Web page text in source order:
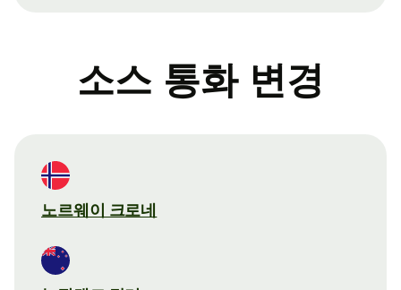
소스 통화 변경
노르웨이 크로네